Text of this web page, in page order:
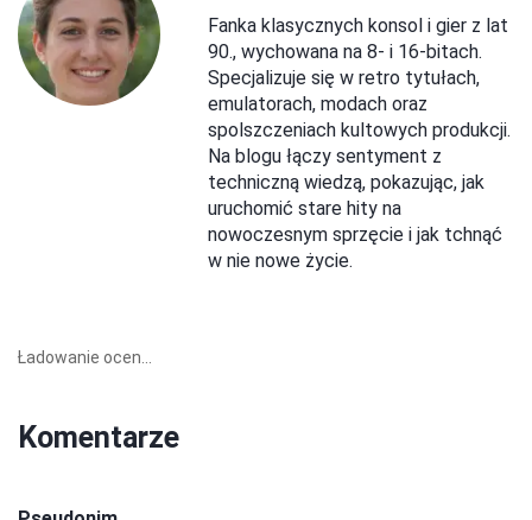
Fanka klasycznych konsol i gier z lat
90., wychowana na 8- i 16-bitach.
Specjalizuje się w retro tytułach,
emulatorach, modach oraz
spolszczeniach kultowych produkcji.
Na blogu łączy sentyment z
techniczną wiedzą, pokazując, jak
uruchomić stare hity na
nowoczesnym sprzęcie i jak tchnąć
w nie nowe życie.
Ładowanie ocen...
Komentarze